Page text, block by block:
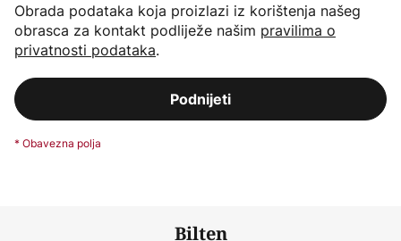
Obrada podataka koja proizlazi iz korištenja našeg
obrasca za kontakt podliježe našim pravilima o
privatnosti podataka.
Podnijeti
Bilten